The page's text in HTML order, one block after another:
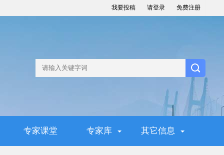
我要投稿 请登录 免费注册
专家课堂 专家库 其它信息